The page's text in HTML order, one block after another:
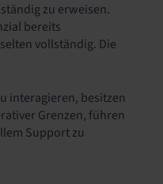
zu erweisen.
bereits
vollständig. Die
interagieren, besitzen
Grenzen, führen
Support zu